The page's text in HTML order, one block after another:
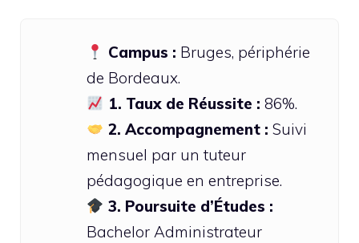
Campus : Bruges, périphérie
de Bordeaux.
1. Taux de Réussite : 86%.
2. Accompagnement : Suivi
mensuel par un tuteur
pédagogique en entreprise.
3. Poursuite d’Études :
Bachelor Administrateur